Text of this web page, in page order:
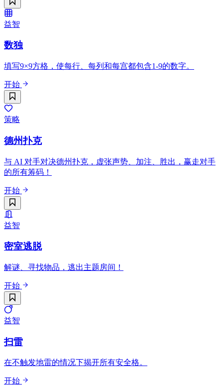
益智
数独
填写9×9方格，使每行、每列和每宫都包含1-9的数字。
开始
策略
德州扑克
与 AI 对手对决德州扑克，虚张声势、加注、胜出，赢走对手
的所有筹码！
开始
益智
密室逃脱
解谜、寻找物品，逃出主题房间！
开始
益智
扫雷
在不触发地雷的情况下揭开所有安全格。
开始